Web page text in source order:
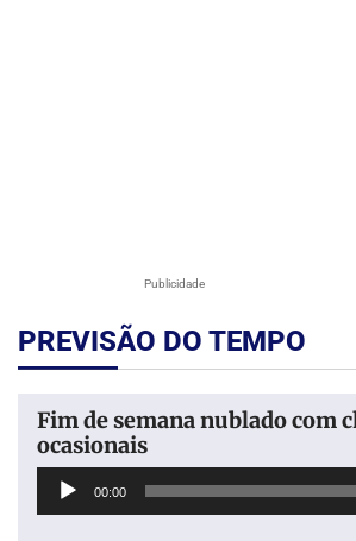
Publicidade
PREVISÃO DO TEMPO
Fim de semana nublado com
ocasionais
Tocador
00:00